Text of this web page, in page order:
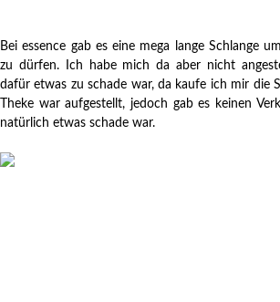
Bei essence gab es eine mega lange Schlange
zu dürfen. Ich habe mich da aber nicht
dafür etwas zu schade war, da kaufe ich mir die
Theke war aufgestellt, jedoch gab es keinen
natürlich etwas schade war.